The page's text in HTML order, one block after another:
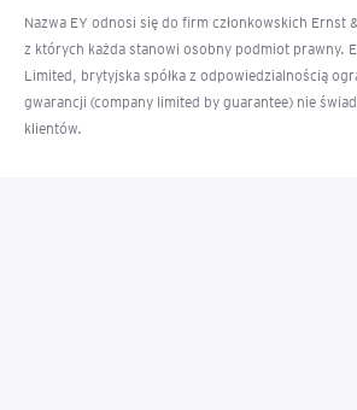
Nazwa EY odnosi się do firm członkowskich Ernst
z których każda stanowi osobny podmiot prawny.
Limited, brytyjska spółka z odpowiedzialnością
gwarancji (company limited by guarantee) nie
klientów.